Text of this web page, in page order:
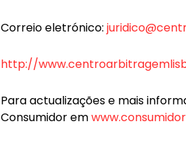
Correio eletrónico:
http://
Para actualizações e mais
Consumidor em